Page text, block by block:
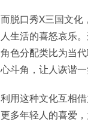
而脱口秀X三国文化
人生活的喜怒哀乐
角色分配类比为当
心斗角，让人诙谐一
利用这种文化互相
更多年轻人的喜爱